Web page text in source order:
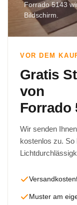
Forrado 5143
Bildschirm.
VOR DEM
Gratis
von
Forrado
Wir senden
kostenlos zu. So
Muster am